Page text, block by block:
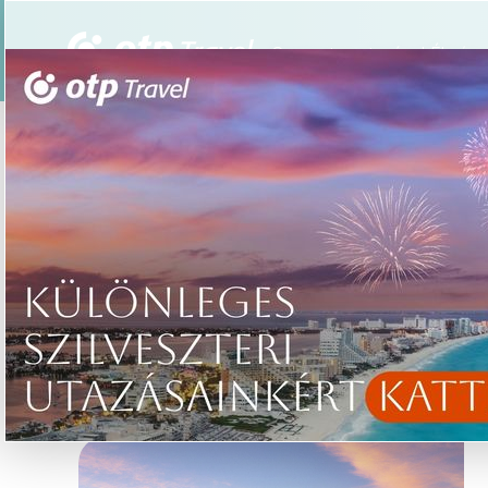
Csoportos utazások
Kezdőoldal / INSPIRÁCIÓK
INSPIRÁCIÓK
tovább »